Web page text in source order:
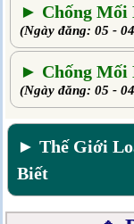
► Chống Mối
(Ngày đăng: 05 -
► Chống Mối
(Ngày đăng: 05 -
► Thế Giới
Biết